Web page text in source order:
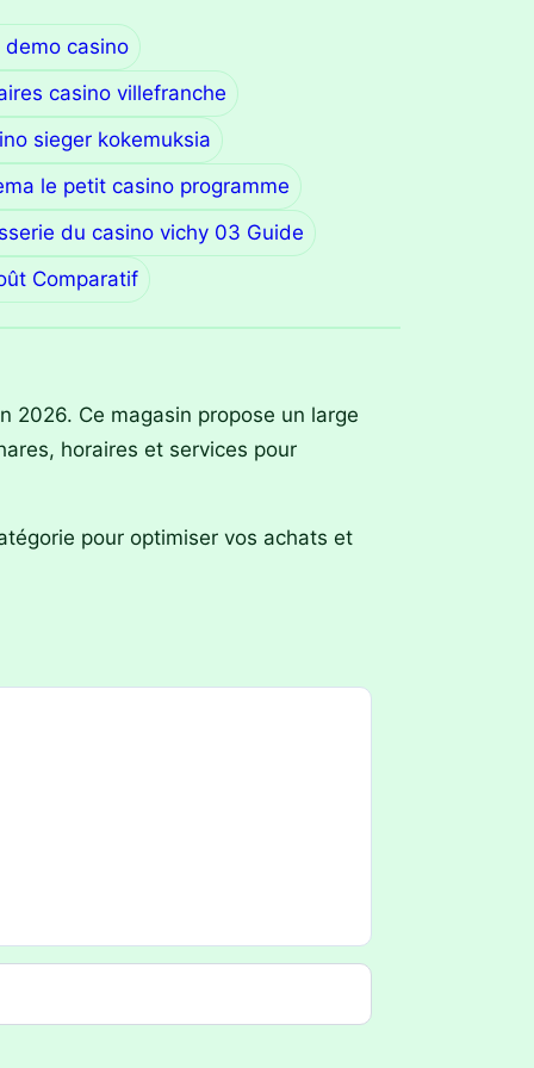
demo casino
casino villefranche
sieger kokemuksia
le petit casino programme
du casino vichy 03 Guide
Comparatif
Ce magasin propose un large
horaires et services pour
pour optimiser vos achats et